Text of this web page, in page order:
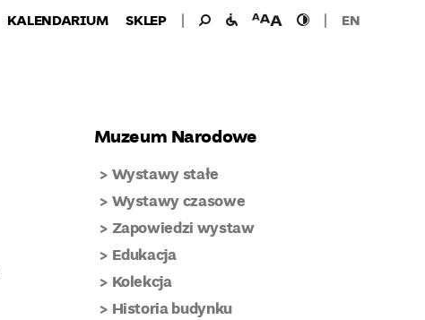
KALENDARIUM SKLEP Wyszukaj
Wyszukiwanie
dla:
udogodnieniawielkość
czcionki
wysoki
kontrast
EN
Muzeum Narodowe
Wystawy stałe
Wystawy czasowe
Zapowiedzi wystaw
Edukacja
Kolekcja
Historia budynku